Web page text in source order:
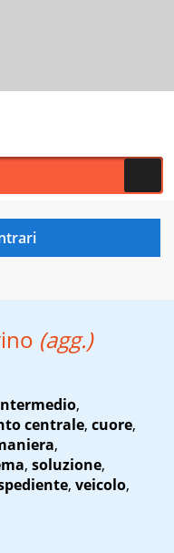
(agg.)
,
centrale, cuore,
,
, soluzione,
, veicolo,